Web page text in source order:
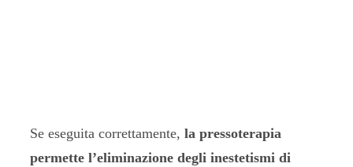
Se eseguita correttamente,la pressoterapia
permette l’eliminazione degli inestetismi di